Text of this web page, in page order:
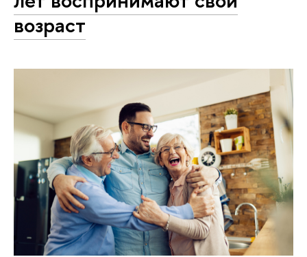
возраст